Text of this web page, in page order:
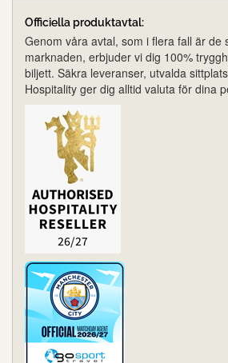
Officiella produktavtal:
Genom våra avtal, som i flera fall är de
marknaden, erbjuder vi dig 100%
biljett. Säkra leveranser, utvalda
Hospitality ger dig alltid valuta för dina